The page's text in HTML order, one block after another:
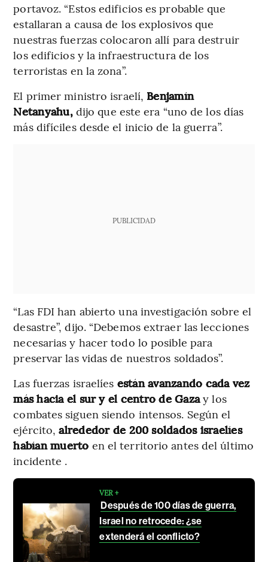
portavoz. “Estos edificios es probable que
estallaran a causa de los explosivos que
nuestras fuerzas colocaron allí para destruir
los edificios y la infraestructura de los
terroristas en la zona”.
El primer ministro israelí, Benjamín
Netanyahu,dijo que este era “uno de los días
más difíciles desde el inicio de la guerra”.
PUBLICIDAD
“Las FDI han abierto una investigación sobre el
desastre”, dijo. “Debemos extraer las lecciones
necesarias y hacer todo lo posible para
preservar las vidas de nuestros soldados”.
Las fuerzas israelíes están avanzando cada vez
más hacia el sur y el centro de Gazay los
combates siguen siendo intensos. Según el
ejército,alrededor de 200 soldados israelíes
habían muerto en el territorio antes del último
incidente .
VER +
Después de 100 días de guerra,
Israel no retrocede: ¿se
extenderá el conflicto?